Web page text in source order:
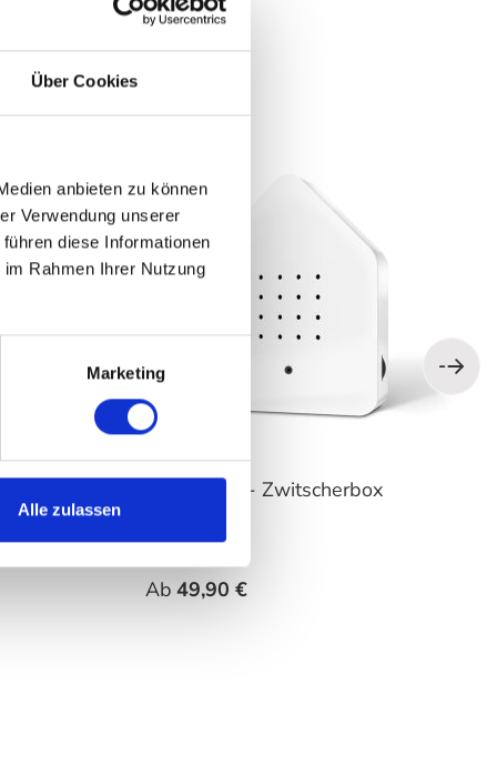
Über Cookies
anbieten zu können
Verwendung unserer
diese Informationen
Rahmen Ihrer Nutzung
Marketing
Alle zulassen
Relaxound - Zwitscherbox
Ab 49,90 €
Farbeauswählen